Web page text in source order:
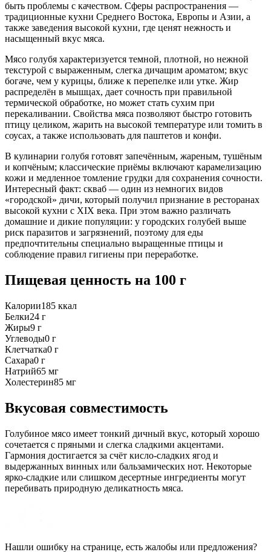
быть проблемы с качеством. Сферы распространения —
традиционные кухни Среднего Востока, Европы и Азии, а
также заведения высокой кухни, где ценят нежность и
насыщенный вкус мяса.
Мясо голубя характеризуется темной, плотной, но нежной
текстурой с выраженным, слегка дичащим ароматом; вкус
богаче, чем у курицы, ближе к перепелке или утке. Жир
распределён в мышцах, дает сочность при правильной
термической обработке, но может стать сухим при
перекаливании. Свойства мяса позволяют быстро готовить
птицу целиком, жарить на высокой температуре или томить в
соусах, а также использовать для паштетов и конфи.
В кулинарии голубя готовят запечённым, жареным, тушёным
и копчёным; классические приёмы включают карамелизацию
кожи и медленное томление грудки для сохранения сочности.
Интересный факт: скваб — один из немногих видов
«городской» дичи, который получил признание в ресторанах
высокой кухни с XIX века. При этом важно различать
домашние и дикие популяции: у городских голубей выше
риск паразитов и загрязнений, поэтому для еды
предпочтительны специально выращенные птицы и
соблюдение правил гигиены при переработке.
Пищевая ценность на 100 г
Калории185 ккал
Белки24 г
Жиры9 г
Углеводы0 г
Клетчатка0 г
Сахара0 г
Натрий65 мг
Холестерин85 мг
Вкусовая совместимость
Голубиное мясо имеет тонкий дичный вкус, который хорошо
сочетается с пряными и слегка сладкими акцентами.
Гармония достигается за счёт кисло-сладких ягод и
выдержанных винных или бальзамических нот. Некоторые
ярко-сладкие или слишком десертные ингредиенты могут
перебивать природную деликатность мяса.
Нашли ошибку на странице, есть жалобы или предложения?